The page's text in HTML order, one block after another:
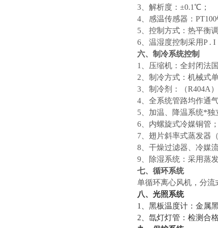
3、解析度：±0.1℃；
4、感温传感器：
5、控制方式：热平衡
6、温湿度控制采用P .
六、制冷系统控制
1、压缩机：全封闭法
2、制冷方式：机械式
3、制冷剂：（R404A
4、全系统管路均作通
5、加温、降温系统*独
6、内螺旋式冷媒铜管
7、翅片斜率式蒸发器
8、干燥过滤器、冷媒
9、除湿系统：采用蒸
七、循环系统
单循环离心风机，分流
八、光照系统
1
、黑板温度计：金属
2、氙灯灯管：检测合